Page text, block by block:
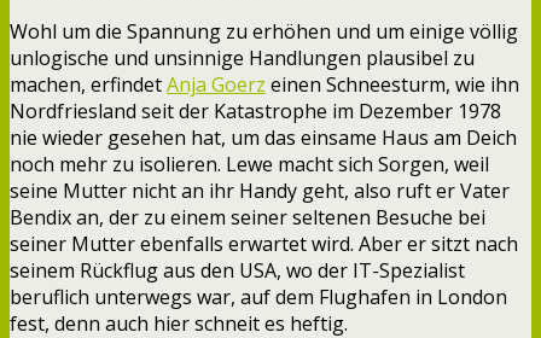
Wohl um die Spannung zu erhöhen und um einige völlig
unlogische und unsinnige Handlungen plausibel zu
machen, erfindetAnja Goerz einen Schneesturm, wie ihn
Nordfriesland seit der Katastrophe im Dezember 1978
nie wieder gesehen hat, um das einsame Haus am Deich
noch mehr zu isolieren. Lewe macht sich Sorgen, weil
seine Mutter nicht an ihr Handy geht, also ruft er Vater
Bendix an, der zu einem seiner seltenen Besuche bei
seiner Mutter ebenfalls erwartet wird. Aber er sitzt nach
seinem Rückflug aus den USA, wo der IT-Spezialist
beruflich unterwegs war, auf dem Flughafen in London
fest, denn auch hier schneit es heftig.